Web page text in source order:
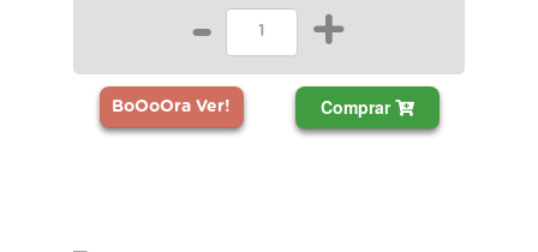
- +
BoOoOra Ver! Comprar